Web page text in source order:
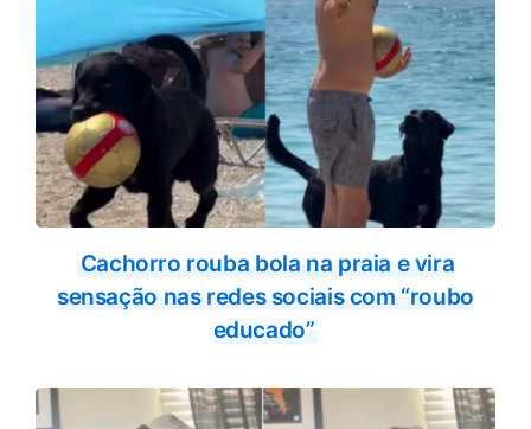
Cachorro rouba bola na praia e vira
sensação nas redes sociais com “roubo
educado”